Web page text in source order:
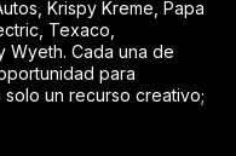
Krispy Kreme, Papa
Texaco,
Wyeth. Cada una de
para
un recurso creativo;